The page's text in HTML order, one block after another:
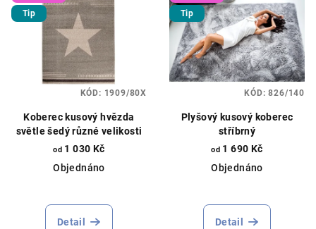
Tip
Koberec kusový hvězda
světle šedý různé velikosti
od 1 030 Kč
Objednáno
Detail
KÓD: 1909/80X
Tip
Plyšový kusový koberec
stříbrný
od 1 690 Kč
Objednáno
hodnocení
produktu
Detail
KÓD:826/140